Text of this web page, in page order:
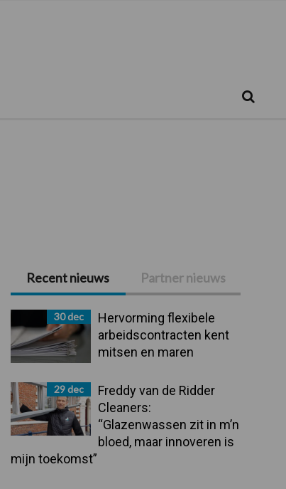
Primaire
Sidebar
Recent nieuws Partner nieuws
30 dec
Hervorming flexibele
arbeidscontracten kent
mitsen en maren
29 dec
Freddy van de Ridder
Cleaners:
“Glazenwassen zit in m’n
bloed, maar innoveren is
mijn toekomst”